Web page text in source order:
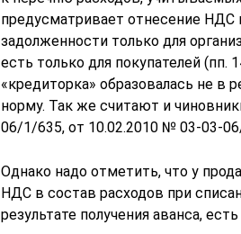
предусматривает отнесение НДС
задолженности только для
есть только для покупателей
«кредиторка» образовалась не в
норму. Так же считают и
06/1/635, от 10.02.2010 № 03-03-
Однако надо отметить, что у
НДС в состав расходов при
результате получения аванса,